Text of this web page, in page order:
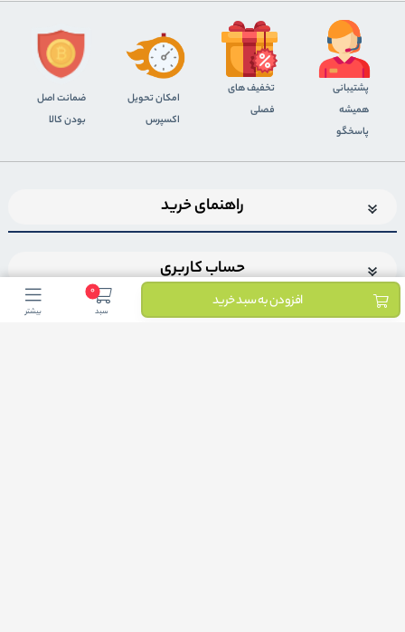
افزودن به سبد خرید 0
سبد بیشتر
پشتیبانی
همیشه
پاسخگو
تخفیف های
فصلی
اﻣﮑﺎن ﺗﺤﻮﯾﻞ
اﮐﺴﭙﺮس
ضمانت اصل
بودن کالا
راهنمای خرید
حساب کاربری